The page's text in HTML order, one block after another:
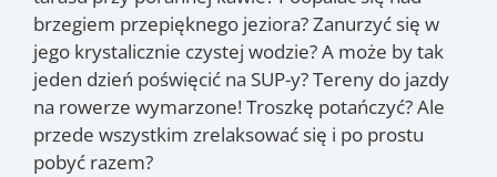
brzegiem przepięknego jeziora? Zanurzyć się w
jego krystalicznie czystej wodzie? A może by tak
jeden dzień poświęcić na SUP-y? Tereny do jazdy
na rowerze wymarzone! Troszkę potańczyć? Ale
przede wszystkim zrelaksować się i po prostu
pobyć razem?